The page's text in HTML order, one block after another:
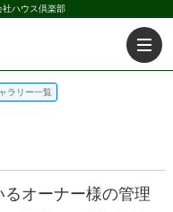
ハウス倶楽部
ラリー一覧
オーナー様の管理